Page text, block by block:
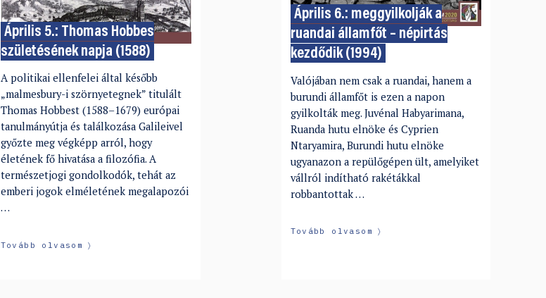
Április 5.: Thomas Hobbes
születésének napja (1588)
A politikai ellenfelei által később
„malmesbury-i szörnyetegnek” titulált
Thomas Hobbest (1588–1679) európai
tanulmányútja és találkozása Galileivel
győzte meg végképp arról, hogy
életének fő hivatása a filozófia. A
természetjogi gondolkodók, tehát az
emberi jogok elméletének megalapozói
…
Tovább olvasom
Április 6.: meggyilkolják a
ruandai államfőt – népirtás
kezdődik (1994)
Valójában nem csak a ruandai, hanem a
burundi államfőt is ezen a napon
gyilkolták meg. Juvénal Habyarimana,
Ruanda hutu elnöke és Cyprien
Ntaryamira, Burundi hutu elnöke
ugyanazon a repülőgépen ült, amelyiket
vállról indítható rakétákkal
robbantottak …
Tovább olvasom